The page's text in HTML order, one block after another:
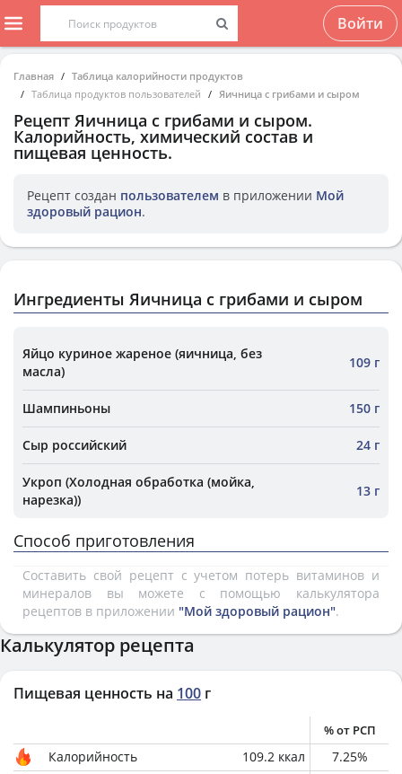
Войти
Главная
Таблица калорийности продуктов
Таблица продуктов пользователей
Яичница с грибами и сыром
Рецепт Яичница с грибами и сыром.
Калорийность, химический состав и
пищевая ценность.
Рецепт создан пользователем в приложении Мой
здоровый рацион.
Ингредиенты Яичница с грибами и сыром
Яйцо куриное жареное (яичница, без
масла)
109 г
Шампиньоны 150 г
Сыр российский 24 г
Укроп (Холодная обработка (мойка,
нарезка))
13 г
Способ приготовления
Составить свой рецепт с учетом потерь витаминов и
минералов вы можете с помощью калькулятора
рецептов в приложении "Мой здоровый рацион".
Калькулятор рецепта
Пищевая ценность на 100 г
% от РСП
Калорийность 109.2 ккал 7.25%